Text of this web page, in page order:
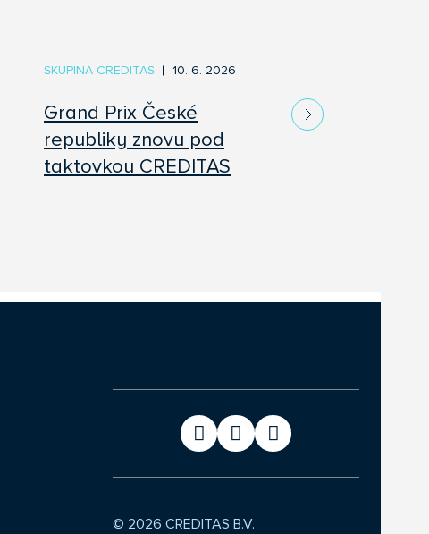
Grand Prix České
republiky znovu pod
taktovkou CREDITAS
10. 6. 2026
SKUPINA CREDITAS
© 2026 CREDITAS B.V.